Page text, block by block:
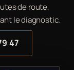
de route,
le diagnostic.
47